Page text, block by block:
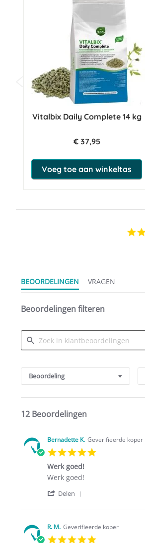
Vitalbix Daily Complete 14 kg
€ 37,95
Voeg toe aan winkeltas
BEOORDELINGEN
VRAGEN
Beoordelingen filteren
Reviews
Beoordeling
12 Beoordelingen
Bernadette K. Geverifieerde koper
Werk goed!
Review
Bernadette
on
Oct
2021
review
Werk
Werk goed!
Delen
Review
Bernadette
K.
R. M. Geverifieerde koper